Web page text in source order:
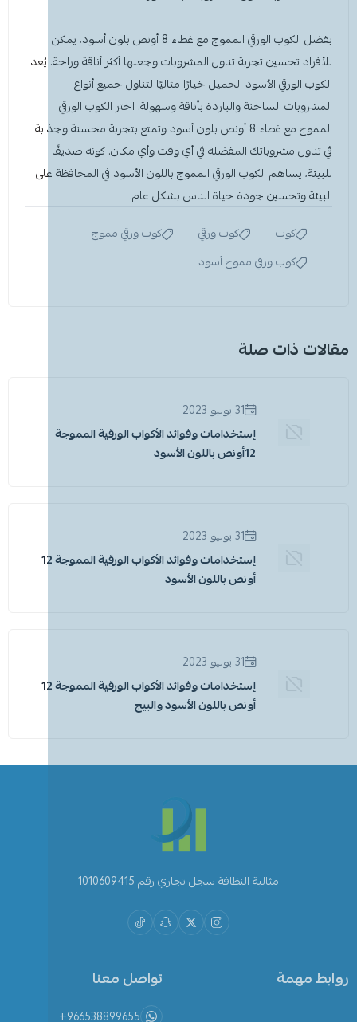
بفضل الكوب الورقي المموج مع غطاء 8 أونص بلون أسود، يمكن
للأفراد تحسين تجربة تناول المشروبات وجعلها أكثر أناقة وراحة. يُعد
الكوب الورقي الأسود الجميل خيارًا مثاليًا لتناول جميع أنواع
المشروبات الساخنة والباردة بأناقة وسهولة. اختر الكوب الورقي
المموج مع غطاء 8 أونص بلون أسود وتمتع بتجربة محسنة وجذابة
في تناول مشروباتك المفضلة في أي وقت وأي مكان. كونه صديقًا
للبيئة، يساهم الكوب الورقي المموج باللون الأسود في المحافظة على
البيئة وتحسين جودة حياة الناس بشكل عام.
كوب
كوب ورقي
كوب ورقي مموج
كوب ورقي مموج أسود
مقالات ذات صلة
31 يوليو 2023
إستخدامات وفوائد الأكواب الورقية المموجة
12أونص باللون الأسود
31 يوليو 2023
إستخدامات وفوائد الأكواب الورقية المموجة 12
أونص باللون الأسود
31 يوليو 2023
إستخدامات وفوائد الأكواب الورقية المموجة 12
أونص باللون الأسود والبيج
مثالية النظافة سجل تجاري رقم 1010609415
روابط مهمة تواصل معنا
+966538899655